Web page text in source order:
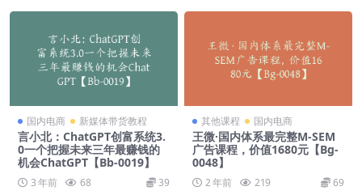
国内电商 新媒体带货教程
言小北：ChatGPT创富系统3.
0一个把握未来三年最赚钱的
机会ChatGPT【Bb-0019】
3 年前 68 39
其他课程 国内电商
王微·国内体系最完整M-SEM
广告课程，价值1680元【Bg-
0048】
2 年前 219 69